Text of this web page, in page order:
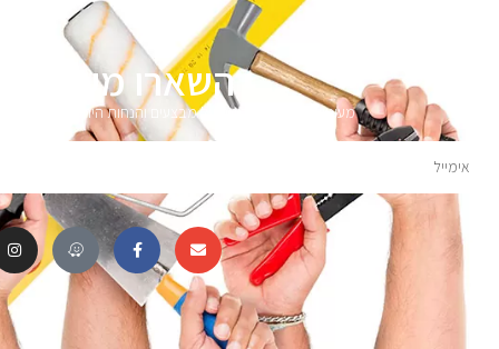
השארו
מעוניינים לקבל עדכונים על מבצעים והנחות הירשמו